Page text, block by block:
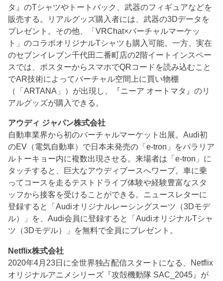
タ』のTシャツやトートバック、武器のフィギュアなどを
販売する。リアルグッズ購入者には、武器の3Dデータを
プレゼント。その他、「VRChat×バーチャルマーケッ
ト」のコラボオリジナルTシャツも購入可能。一方、実在
のセブンイレブン千代田二番町店の2階イートインスペー
スでは、ポスターからスマホでQRコードを読み込むこと
でAR技術によってバーチャル空間上に買い物棚
（「ARTANA」）が出現し、『ニーア オートマタ』のリ
アルグッズが購入できる。
アウディ ジャパン株式会社
自動車業界から初のバーチャルマーケット出展。Audi初
のEV（電気自動車）で日本未発売の「e-tron」をパラリア
ルトーキョー内に複数出現させる。来場者は「e-tron」に
タッチすると、巨大なアウディブースへワープ。車に乗
ってコースを走るテストドライブ体験や経験豊富なスタ
ッフから接客を受けることができる。ニュースレターに
登録すると「Audiオリジナルレーシングスーツ（3Dモデ
ル）」を、Audi会員に登録すると「AudiオリジナルTシャ
ツ（3Dモデル）」を無料で全員にプレゼント。
Netflix株式会社
2020年4月23日に全世界独占配信スタートになる、Netflix
オリジナルアニメシリーズ『攻殻機動隊 SAC_2045』が